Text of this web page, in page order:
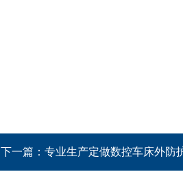
下一篇： 专业生产定做数控车床外防